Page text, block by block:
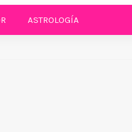
ASTROLOGÍA